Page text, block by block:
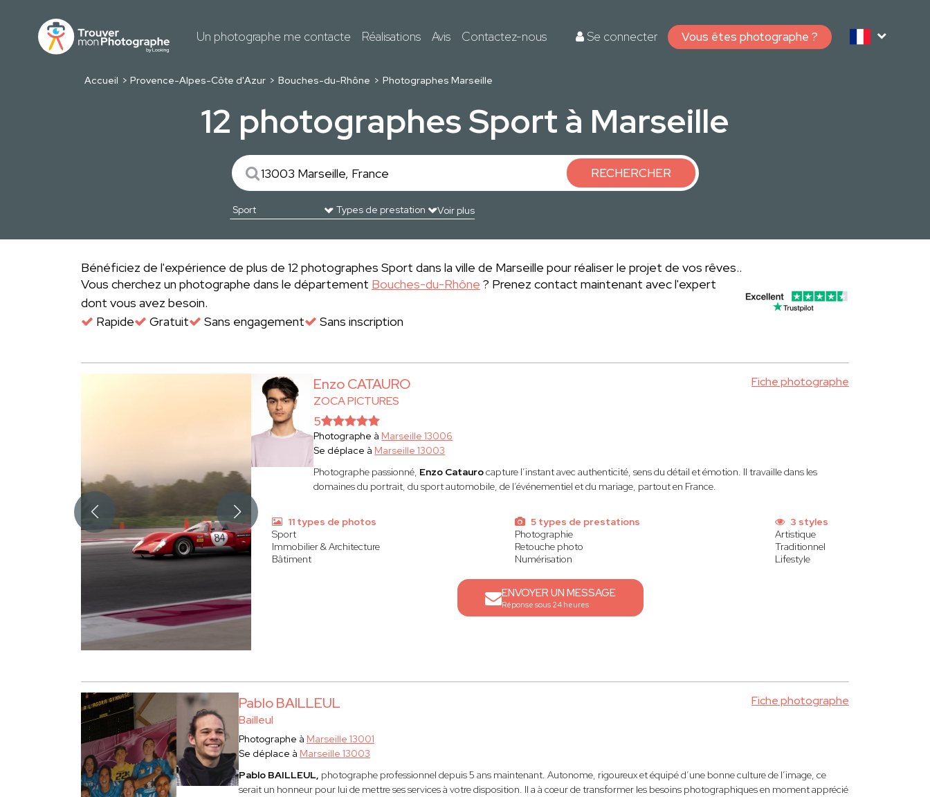
Un photographe me contacte Réalisations Avis Contactez-nous Se connecter Vous êtes photographe ?
Accueil Provence-Alpes-Côte d'Azur Bouches-du-Rhône Photographes Marseille
12 photographes Sport à Marseille
RECHERCHER
Voir plus
Bénéficiez de l'expérience de plus de 12 photographes Sport dans la ville de Marseille pour réaliser le projet de vos rêves..
Vous cherchez un photographe dans le département Bouches-du-Rhône ? Prenez contact maintenant avec l'expert
dont vous avez besoin.
Rapide
Gratuit Sans engagement Sans inscription
Enzo CATAURO
ZOCA PICTURES
Fiche photographe
5
Photographe à Marseille 13006
Se déplace à Marseille 13003
Photographe passionné, Enzo Cataurocapture l’instant avec authenticité, sens du détail et émotion. Il travaille dans les
domaines du portrait, du sport automobile, de l’événementiel et du mariage, partout en France.
11 types de photos
Sport
Immobilier & Architecture
Bâtiment
5 types de prestations
Photographie
Retouche photo
Numérisation
3 styles
Artistique
Traditionnel
Lifestyle
ENVOYER UN MESSAGE
Réponse sous 24 heures
Pablo BAILLEUL
Bailleul
Fiche photographe
Photographe à Marseille 13001
Se déplace à Marseille 13003
Pablo BAILLEUL, photographe professionnel depuis 5 ans maintenant. Autonome, rigoureux et équipé d’une bonne culture de l’image, ce
serait un honneur pour lui de mettre ses services à votre disposition. Il a à cœur de transformer les besoins photographiques en moment apprécié